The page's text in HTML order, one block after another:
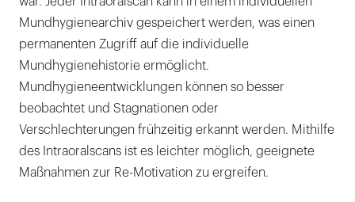
Mundhygienearchiv gespeichert werden, was einen
permanenten Zugriff auf die individuelle
Mundhygienehistorie ermöglicht.
Mundhygieneentwicklungen können so besser
beobachtet und Stagnationen oder
Verschlechterungen frühzeitig erkannt werden. Mithilfe
des Intraoralscans ist es leichter möglich, geeignete
Maßnahmen zur Re-Motivation zu ergreifen.